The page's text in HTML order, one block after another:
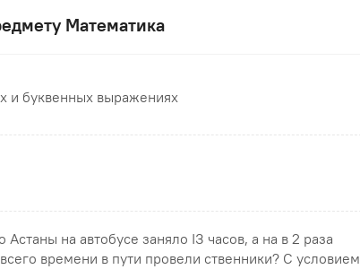
Математика
и буквенных выражениях
на автобусе заняло ІЗ часов, а на в 2 раза
времени в пути провели ственники? С условием